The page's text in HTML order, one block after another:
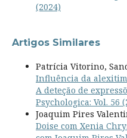
(2024)
Artigos Similares
Patrícia Vitorino,
Influência da
A deteção de
Psychologica: Vol. 56
Joaquim Pires
Doise com Xenia